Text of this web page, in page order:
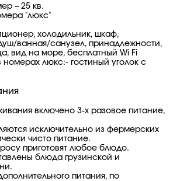
– 25 кв.
"люкс"
холодильник, шкаф,
ванная/санузел, принадлежности,
вид на море, бесплатный Wi Fi
люкс:- гостиный уголок с
включено 3-х разовое питание,
исключительно из фермерских
чисто питание.
приготовят любое блюдо.
блюда грузинской и
питания, по